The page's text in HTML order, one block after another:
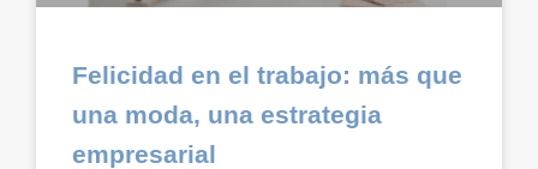
Felicidad en el trabajo: más que
una moda, una estrategia
empresarial